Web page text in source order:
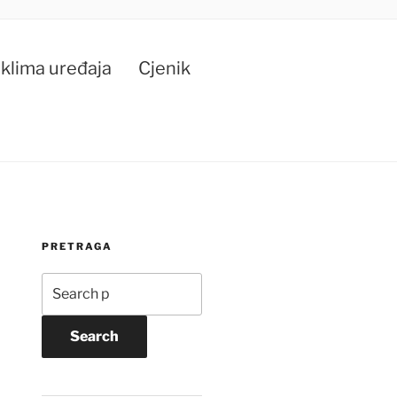
uređaja Cjenik
PRETRAGA
for:
Search